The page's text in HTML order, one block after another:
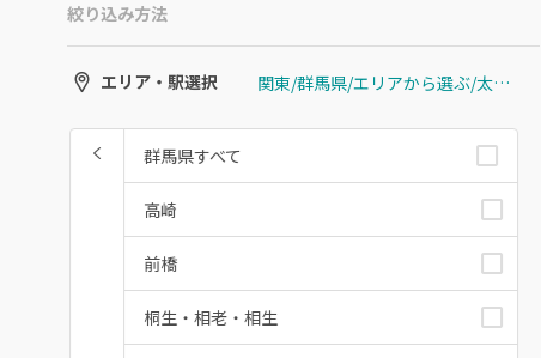
絞り込み方法
エリア・駅選択 関東/群馬県/エリアから選ぶ/太田・館林
群馬県すべて
高崎
前橋
桐生・相老・相生